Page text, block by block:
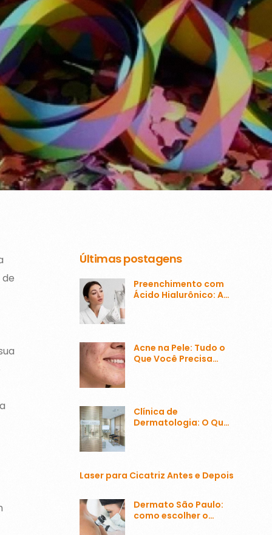
Últimas postagens
Preenchimento com
Ácido Hialurônico: A
Acne na Pele: Tudo o
Que Você Precisa
Clínica de
Dermatologia: O Que
Laser para Cicatriz Antes e Depois
Dermato São Paulo:
como escolher o